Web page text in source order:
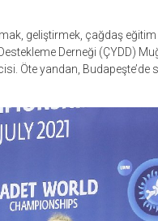
geliştirmek, çağdaş
Derneği (ÇYDD)
Öte yandan, Budapeşte’de